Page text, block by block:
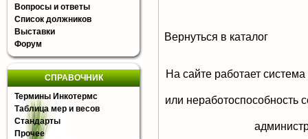
Вопросы и ответы
Список должников
Выставки
Форум
СПРАВОЧНИК
Термины Инкотермс
Таблица мер и весов
Стандарты
Прочее
Вернуться в каталог
На сайте работает
или неработоспособность